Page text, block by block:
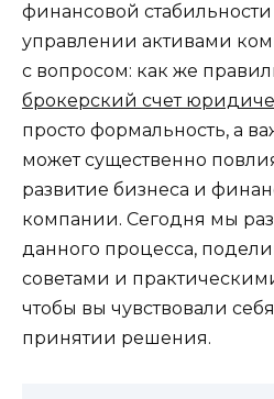
финансовой
управлении активами
с вопросом: как же
брокерский счет
просто формальность, а
может существенно
развитие бизнеса и
компании. Сегодня мы
данного процесса,
советами и
чтобы вы чувствовали
принятии решения.